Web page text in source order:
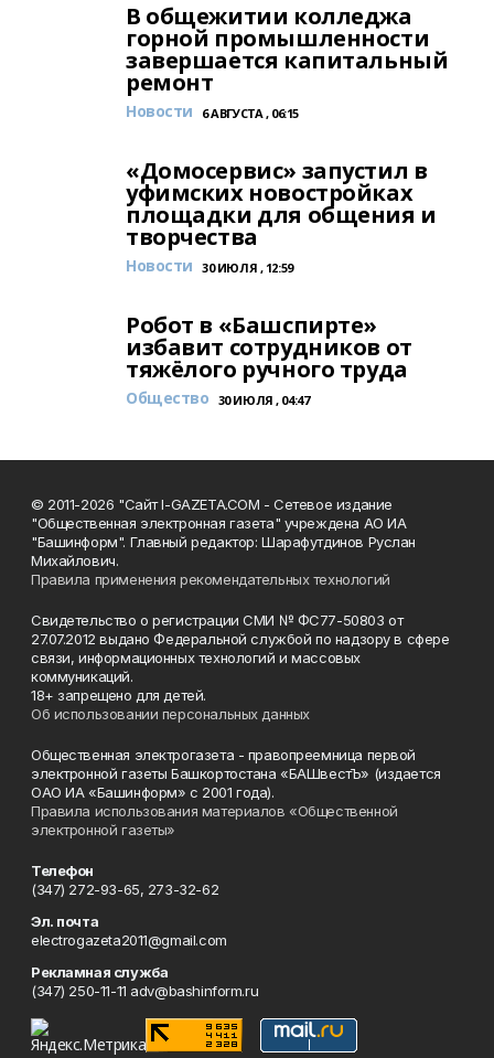
В общежитии колледжа
горной промышленности
завершается капитальный
ремонт
Новости 6 АВГУСТА , 06:15
«Домосервис» запустил в
уфимских новостройках
площадки для общения и
творчества
Новости 30 ИЮЛЯ , 12:59
Робот в «Башспирте»
избавит сотрудников от
тяжёлого ручного труда
Общество 30 ИЮЛЯ , 04:47
© 2011-2026 "Сайт I-GAZETA.COM - Сетевое издание
"Общественная электронная газета" учреждена АО ИА
"Башинформ". Главный редактор: Шарафутдинов Руслан
Михайлович.
Правила применения рекомендательных технологий
Свидетельство о регистрации СМИ № ФС77-50803 от
27.07.2012 выдано Федеральной службой по надзору в сфере
связи, информационных технологий и массовых
коммуникаций.
18+ запрещено для детей.
Об использовании персональных данных
Общественная электрогазета - правопреемница первой
электронной газеты Башкортостана «БАШвестЪ» (издается
ОАО ИА «Башинформ» с 2001 года).
Правила использования материалов «Общественной
электронной газеты»
Телефон
(347) 272-93-65, 273-32-62
Эл. почта
electrogazeta2011@gmail.com
Рекламная служба
(347) 250-11-11 adv@bashinform.ru